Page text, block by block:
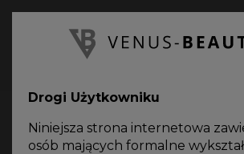
Drogi Użytkowniku
Niniejsza strona internetowa
osób mających formalne